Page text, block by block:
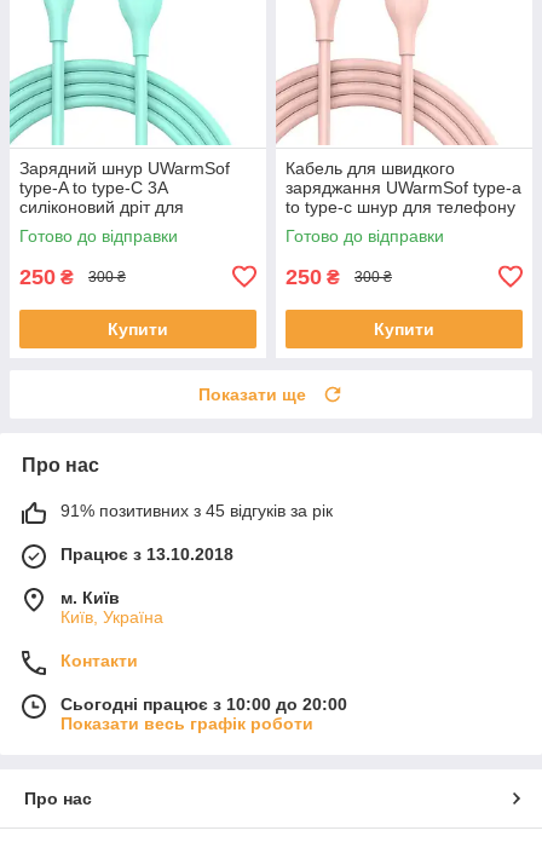
Зарядний шнур UWarmSof
tуре-A to type-C 3A
силіконовий дріт для
заряджання кабель тайп сі
тайп а для заряджання
Готово до відправки
250 ₴ 300 ₴
Купити
Кабель для швидкого
заряджання UWarmSof type-a
to type-c шнур для телефону
зарядний провід тайп сі тайп
а для зарядки планшета
Готово до відправки
250 ₴ 300 ₴
Купити
Показати ще
Про нас
91% позитивних з 45 відгуків за рік
Працює з 13.10.2018
м. Київ
Київ, Україна
Контакти
Сьогодні працює з 10:00 до 20:00
Показати весь графік роботи
Про нас